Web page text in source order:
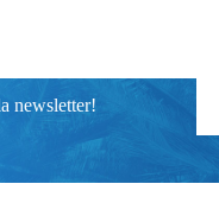
newsletter!